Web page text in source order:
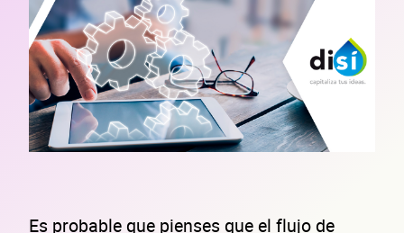
Es probable que pienses que el flujo de